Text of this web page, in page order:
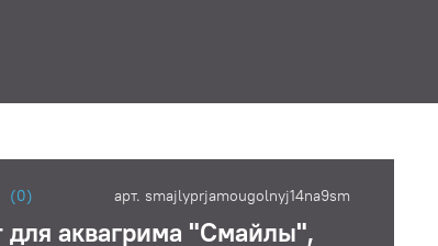
(0) арт. smajlyprjamougolnyj14na9sm
для аквагрима "Смайлы",